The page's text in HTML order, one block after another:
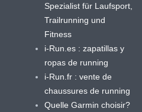
Spezialist für Laufsport,
Trailrunning und
Fitness
i-Run.es : zapatillas y
ropas de running
i-Run.fr : vente de
chaussures de running
Quelle Garmin choisir?